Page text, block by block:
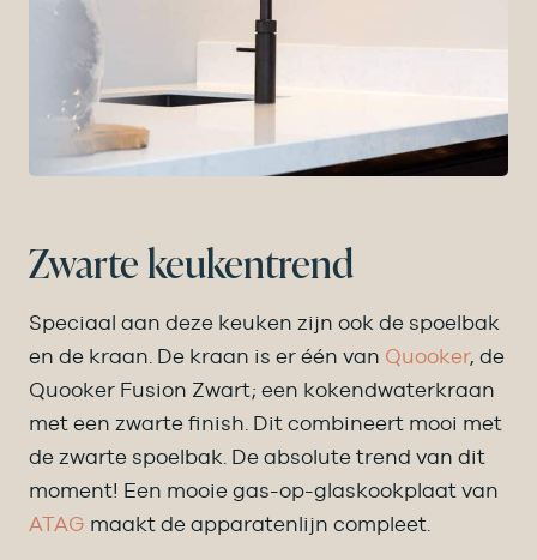
Zwarte keukentrend
Speciaal aan deze keuken zijn ook de spoelbak
en de kraan. De kraan is er één van Quooker, de
Quooker Fusion Zwart; een kokendwaterkraan
met een zwarte finish. Dit combineert mooi met
de zwarte spoelbak. De absolute trend van dit
moment! Een mooie gas-op-glaskookplaat van
ATAG maakt de apparatenlijn compleet.